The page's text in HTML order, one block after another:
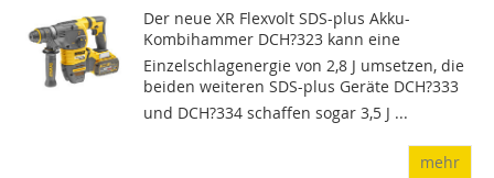
Der neue XR Flexvolt SDS-plus Akku-
Kombihammer DCH?323 kann eine
Einzelschlagenergie von 2,8 J umsetzen, die
beiden weiteren SDS-plus Geräte DCH?333
und DCH?334 schaffen sogar 3,5 J ...
mehr